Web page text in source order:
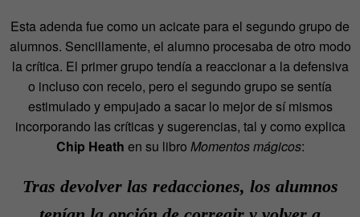
Esta adenda fue como un acicate para el segundo grupo de
alumnos. Sencillamente, el alumno procesaba de otro modo
la crítica. El primer grupo tendía a reaccionar a la defensiva
o incluso con recelo, pero el segundo grupo se sentía
estimulado y empujado a sacar lo mejor de sí mismos
incorporando las críticas y sugerencias, tal y como explica
Chip Heath en su libro Momentos mágicos:
Tras devolver las redacciones, los alumnos